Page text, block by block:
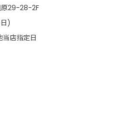
原29-28-2F
)
店指定日